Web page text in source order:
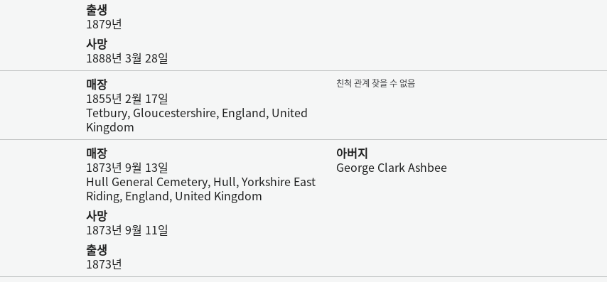
출생
1879년
사망
1888년 3월 28일
매장
1855년 2월 17일
Tetbury, Gloucestershire, England, United
Kingdom
친척 관계 찾을 수 없음
매장
1873년 9월 13일
Hull General Cemetery, Hull, Yorkshire East
Riding, England, United Kingdom
사망
1873년 9월 11일
출생
1873년
아버지
George Clark Ashbee